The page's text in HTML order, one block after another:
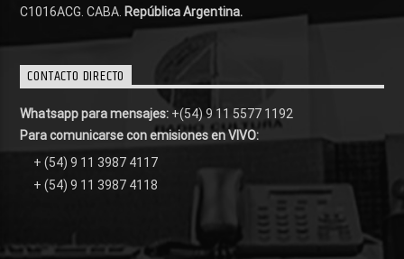
C1016ACG . CABA. República Argentina.
CONTACTO DIRECTO
Whatsapp para mensajes: +(54) 9 11 5577 1192
Para comunicarse con emisiones en VIVO:
+ (54) 9 11 3987 4117
+ (54) 9 11 3987 4118